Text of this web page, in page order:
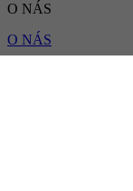
O NÁS
O NÁS